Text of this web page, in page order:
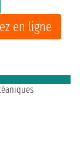
en ligne